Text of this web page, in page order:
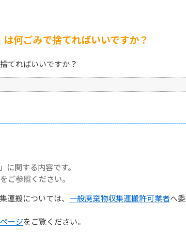
何ごみで捨てればいいですか？
てればいいですか？
関する内容です。
をご参照ください。
運搬については、 一般廃棄物収集運搬許可業者へ委
ージをご覧ください。